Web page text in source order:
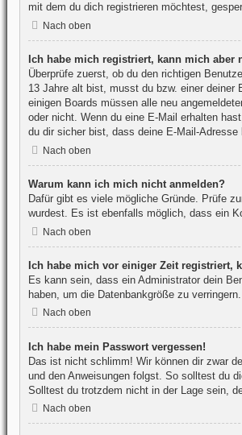
mit dem du dich registrieren möchtest,
Nach oben
Ich habe mich registriert, kann mich aber
Überprüfe zuerst, ob du den richtigen
13 Jahre alt bist, musst du bzw. einer deiner
einigen Boards müssen alle neu
oder nicht. Wenn du eine E-Mail erhalten
du dir sicher bist, dass deine E-Mail-
Nach oben
Warum kann ich mich nicht anmelden?
Dafür gibt es viele mögliche Gründe. Prüfe
wurdest. Es ist ebenfalls möglich, dass ein
Nach oben
Ich habe mich vor einiger Zeit registriert,
Es kann sein, dass ein Administrator dein
haben, um die Datenbankgröße zu
Nach oben
Ich habe mein Passwort vergessen!
Das ist nicht schlimm! Wir können dir zwar
und den Anweisungen folgst. So solltest du
Solltest du trotzdem nicht in der Lage sein,
Nach oben